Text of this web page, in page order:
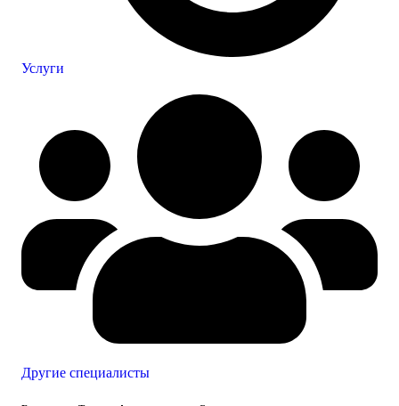
Услуги
Другие специалисты